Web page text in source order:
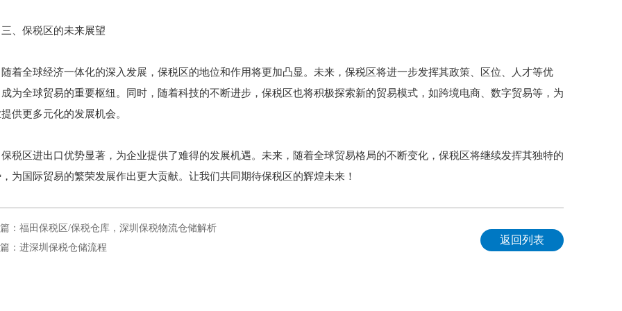
三、保税区的未来展望
随着全球经济一体化的深入发展，保税区的地位和作用将更加凸显。未来，保税区将进一步发挥其政策、区位、人才等优
为全球贸易的重要枢纽。同时，随着科技的不断进步，保税区也将积极探索新的贸易模式，如跨境电商、数字贸易等，为
供更多元化的发展机会。
保税区进出口优势显著，为企业提供了难得的发展机遇。未来，随着全球贸易格局的不断变化，保税区将继续发挥其独特的
为国际贸易的繁荣发展作出更大贡献。让我们共同期待保税区的辉煌未来！
：福田保税区/保税仓库，深圳保税物流仓储解析
：进深圳保税仓储流程
返回列表